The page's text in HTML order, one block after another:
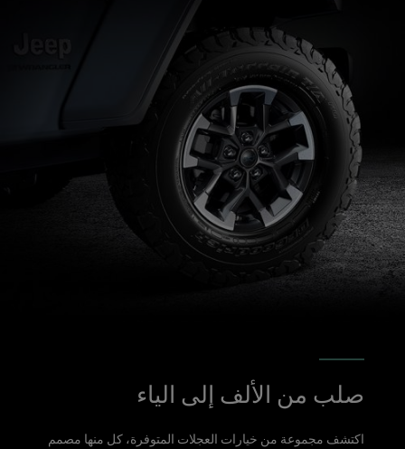
صلب من الألف إلى الياء
اكتشف مجموعة من خيارات العجلات المتوفرة، كل منها مصمم